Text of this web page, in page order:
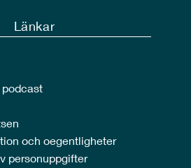
Länkar
och oegentligheter
personuppgifter